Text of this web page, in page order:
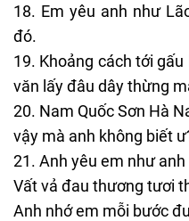
Em yêu anh như
đó.
Khoảng cách tới
văn lấy đâu dây thừng
Nam Quốc Sơn Hà
vậy mà anh không biết
Anh yêu em như
Vất vả đau thương tươi
Anh nhớ em mỗi bước